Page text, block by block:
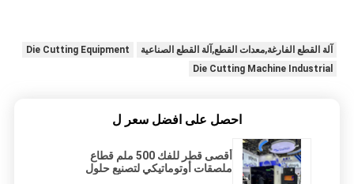
آلة القطع الفارغة,معدات القطع,آلة القطع الصناعية
Die Cutting Equipment
Die Cutting Machine Industrial
احصل على افضل سعر ل
أقصى قطر للفك 500 ملم قطاع
ملصقات أوتوماتيكي لتصنيع حلول